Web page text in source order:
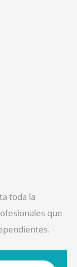
toda la
que